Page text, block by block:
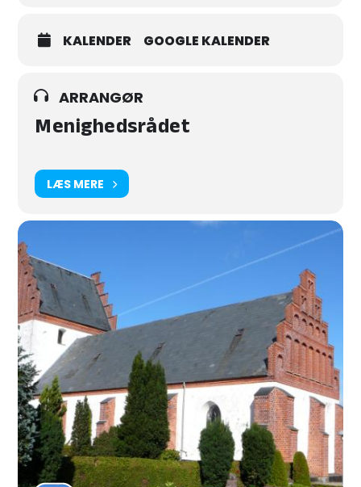
KALENDER GOOGLE KALENDER
ARRANGØR
Menighedsrådet
LÆS MERE